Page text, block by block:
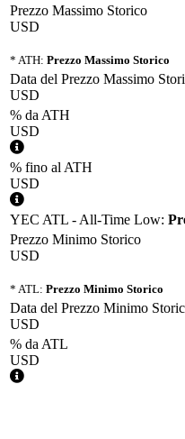
Prezzo Massimo Storico
USD
* ATH: Prezzo Massimo Storico
Data del Prezzo Massimo
USD
% da ATH
USD
% fino al ATH
USD
YEC ATL - All-Time Low:
Prezzo Minimo Storico
USD
* ATL: Prezzo Minimo Storico
Data del Prezzo Minimo
USD
% da ATL
USD